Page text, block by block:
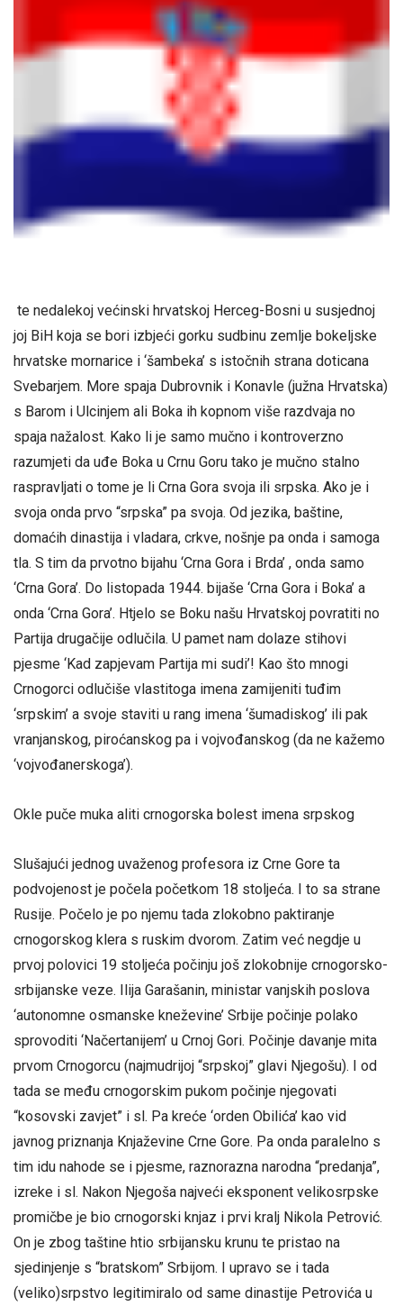
te nedalekoj većinski hrvatskoj Herceg-Bosni u susjednoj
joj BiH koja se bori izbjeći gorku sudbinu zemlje bokeljske
hrvatske mornarice i ‘šambeka’ s istočnih strana doticana
Svebarjem. More spaja Dubrovnik i Konavle (južna Hrvatska)
s Barom i Ulcinjem ali Boka ih kopnom više razdvaja no
spaja nažalost. Kako li je samo mučno i kontroverzno
razumjeti da uđe Boka u Crnu Goru tako je mučno stalno
raspravljati o tome je li Crna Gora svoja ili srpska. Ako je i
svoja onda prvo “srpska” pa svoja. Od jezika, baštine,
domaćih dinastija i vladara, crkve, nošnje pa onda i samoga
tla. S tim da prvotno bijahu ‘Crna Gora i Brda’ , onda samo
‘Crna Gora’. Do listopada 1944. bijaše ‘Crna Gora i Boka’ a
onda ‘Crna Gora’. Htjelo se Boku našu Hrvatskoj povratiti no
Partija drugačije odlučila. U pamet nam dolaze stihovi
pjesme ‘Kad zapjevam Partija mi sudi’! Kao što mnogi
Crnogorci odlučiše vlastitoga imena zamijeniti tuđim
‘srpskim’ a svoje staviti u rang imena ‘šumadiskog’ ili pak
vranjanskog, piroćanskog pa i vojvođanskog (da ne kažemo
‘vojvođanerskoga’).
Okle puče muka aliti crnogorska bolest imena srpskog
Slušajući jednog uvaženog profesora iz Crne Gore ta
podvojenost je počela početkom 18 stoljeća. I to sa strane
Rusije. Počelo je po njemu tada zlokobno paktiranje
crnogorskog klera s ruskim dvorom. Zatim već negdje u
prvoj polovici 19 stoljeća počinju još zlokobnije crnogorsko-
srbijanske veze. Ilija Garašanin, ministar vanjskih poslova
‘autonomne osmanske kneževine’ Srbije počinje polako
sprovoditi ‘Načertanijem’ u Crnoj Gori. Počinje davanje mita
prvom Crnogorcu (najmudrijoj “srpskoj” glavi Njegošu). I od
tada se među crnogorskim pukom počinje njegovati
“kosovski zavjet” i sl. Pa kreće ‘orden Obilića’ kao vid
javnog priznanja Knjaževine Crne Gore. Pa onda paralelno s
tim idu nahode se i pjesme, raznorazna narodna “predanja”,
izreke i sl. Nakon Njegoša najveći eksponent velikosrpske
promičbe je bio crnogorski knjaz i prvi kralj Nikola Petrović.
On je zbog taštine htio srbijansku krunu te pristao na
sjedinjenje s “bratskom” Srbijom. I upravo se i tada
(veliko)srpstvo legitimiralo od same dinastije Petrovića u